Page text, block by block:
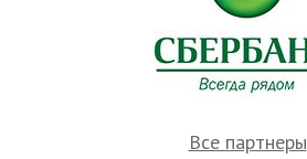
Все партнеры